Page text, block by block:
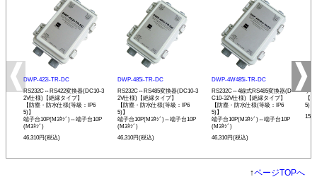
DWP-422i-TR-DC
RS232C⇔RS422変換器(DC10-3
2V仕様)【絶縁タイプ】
【防塵・防水仕様(等級：IP6
5)】
端子台10P(M3ﾈｼﾞ)⇔端子台10P
(M3ﾈｼﾞ)
46,310円(税込)
DWP-485i-TR-DC
RS232C⇔RS485変換器(DC10-3
2V仕様)【絶縁タイプ】
【防塵・防水仕様(等級：IP6
5)】
端子台10P(M3ﾈｼﾞ)⇔端子台10P
(M3ﾈｼﾞ)
46,310円(税込)
DWP-4W485i-TR-DC
RS232C⇔4線式RS485変換器(D
C10-32V仕様)【絶縁タイプ】
【防塵・防水仕様(等級：IP6
5)】
端子台10P(M3ﾈｼﾞ)⇔端子台10P
(M3ﾈｼﾞ)
46,310円(税込)
ケ
【
5)】
↑ページTOPへ